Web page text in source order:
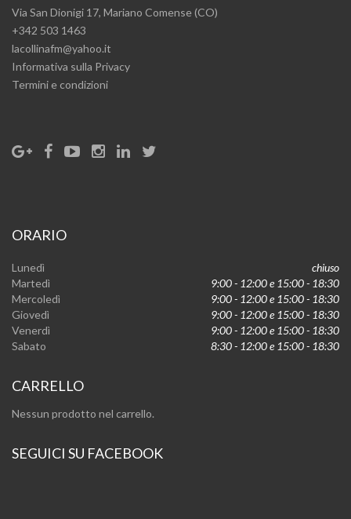
Via San Dionigi 17, Mariano Comense (CO)
+342 503 1463
lacollinafm@yahoo.it
Informativa sulla Privacy
Termini e condizioni
ORARIO
Lunedì
chiuso
Martedì
9:00 - 12:00 e 15:00 - 18:30
Mercoledì
9:00 - 12:00 e 15:00 - 18:30
Giovedì
9:00 - 12:00 e 15:00 - 18:30
Venerdì
9:00 - 12:00 e 15:00 - 18:30
Sabato
8:30 - 12:00 e 15:00 - 18:30
CARRELLO
Nessun prodotto nel carrello.
SEGUICI SU FACEBOOK